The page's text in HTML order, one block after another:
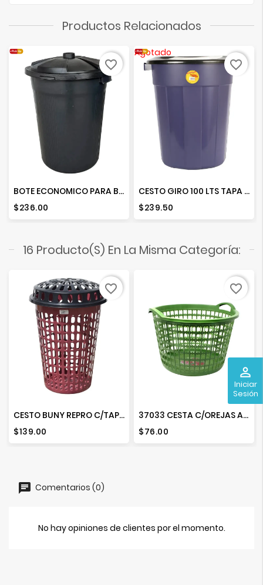
perm_identity
Iniciar
Sesión
Productos Relacionados
BOTE ECONOMICO PARA BASURA 110 LTS.
Precio
$236.00
favorite_border
Agotado
CESTO GIRO 100 LTS TAPA SOLIDA COMBINADO
Precio
$239.50
favorite_border
16 Producto(s) En La Misma Categoría:
CESTO BUNY REPRO C/TAPA COLORES
Precio
$139.00
favorite_border
37033 CESTA C/OREJAS ACUARIO
Precio
$76.00
favorite_border
Comentarios (0)
No hay opiniones de clientes por el momento.